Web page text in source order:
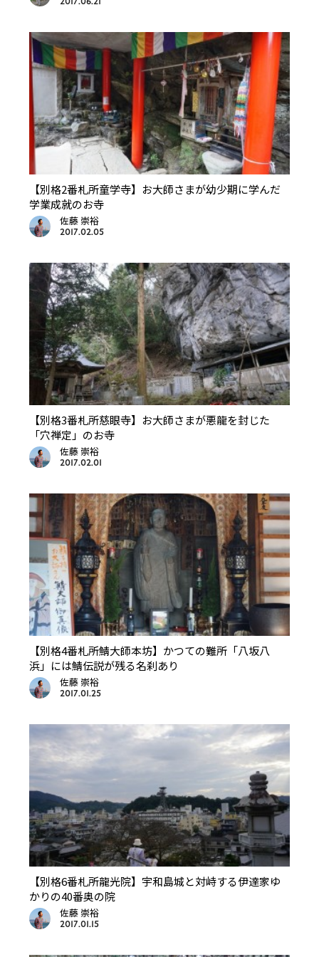
【別格2番札所童学寺】お大師さまが幼少期に学んだ
学業成就のお寺
佐藤 崇裕
2017.02.05
【別格3番札所慈眼寺】お大師さまが悪龍を封じた
「穴禅定」のお寺
佐藤 崇裕
2017.02.01
【別格4番札所鯖大師本坊】かつての難所「八坂八
浜」には鯖伝説が残る名刹あり
佐藤 崇裕
2017.01.25
【別格6番札所龍光院】宇和島城と対峙する伊達家ゆ
かりの40番奥の院
佐藤 崇裕
2017.01.15